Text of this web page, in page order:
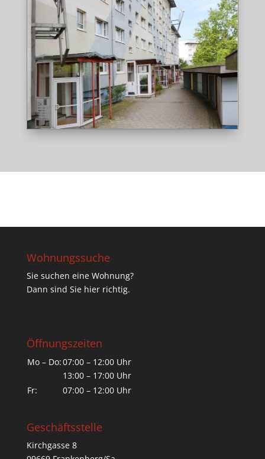
Wohnungssuche
Sie suchen eine Wohnung?
Dann sind Sie hier richtig.
Öffnungszeiten
Mo – Do:07:00 – 12:00 Uhr
13:00 – 17:00 Uhr
Fr:
07:00 – 12:00 Uhr
Geschäftsstelle
Kirchgasse 8